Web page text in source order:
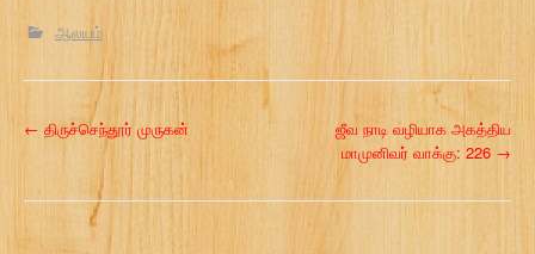
ஆலயம்
P
← திருச்செந்தூர் முருகன்
ஜீவ நாடி வழியாக அகத்திய
மாமுனிவர் வாக்கு: 226 →